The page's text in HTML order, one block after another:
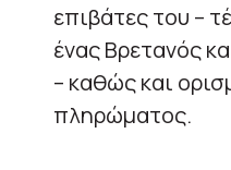
επιβάτες του –
ένας Βρετανός
– καθώς και
πληρώματος.